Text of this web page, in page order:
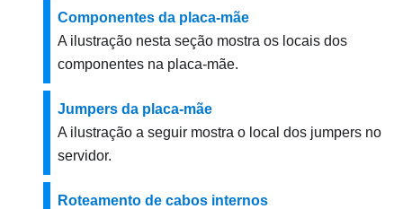
Componentes da placa-mãe
A ilustração nesta seção mostra os locais dos
componentes na placa-mãe.
Jumpers da placa-mãe
A ilustração a seguir mostra o local dos jumpers no
servidor.
Roteamento de cabos internos